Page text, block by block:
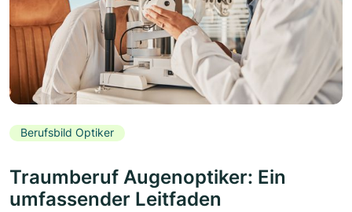
Berufsbild Optiker
Traumberuf Augenoptiker: Ein
umfassender Leitfaden